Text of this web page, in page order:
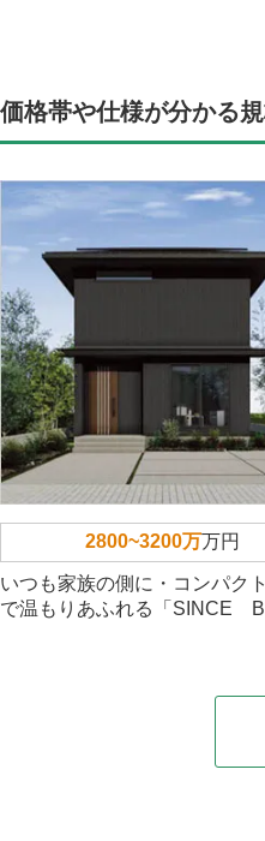
価格帯や仕様が分かる
2800~3200万万円
いつも家族の側に・コンパク
で温もりあふれる「SINCE